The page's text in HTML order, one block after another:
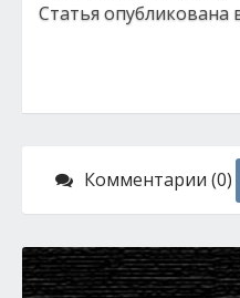
Статья опубликована
Комментарии (0)